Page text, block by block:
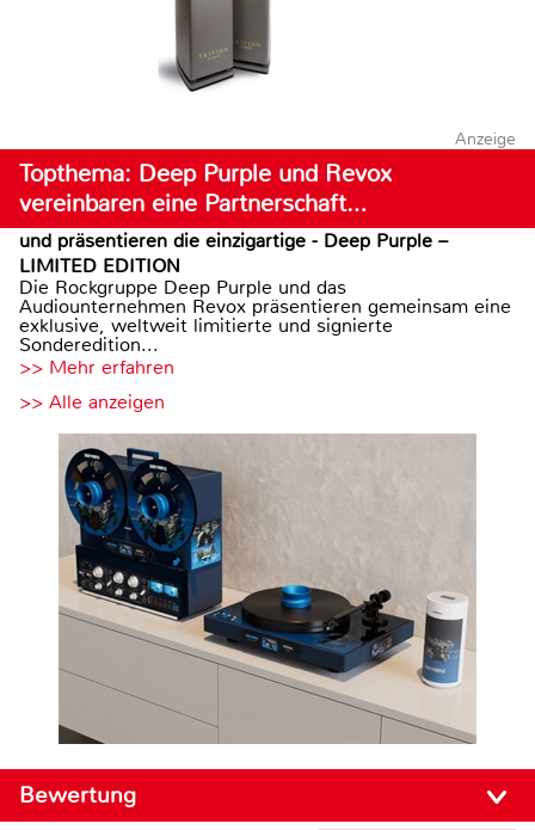
Anzeige
Topthema: Deep Purple und Revox
vereinbaren eine Partnerschaft…
und präsentieren die einzigartige - Deep Purple –
LIMITED EDITION
Die Rockgruppe Deep Purple und das
Audiounternehmen Revox präsentieren gemeinsam eine
exklusive, weltweit limitierte und signierte
Sonderedition...
>> Mehr erfahren
>> Alle anzeigen
Bewertung